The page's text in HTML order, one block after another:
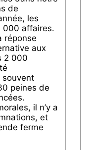
de
les
000 affaires.
réponse
aux
2 000
souvent
peines de
il n’y a
et
ferme